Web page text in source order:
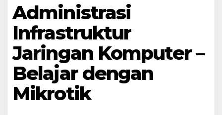
Administrasi
Infrastruktur
Jaringan Komputer –
Belajar dengan
Mikrotik